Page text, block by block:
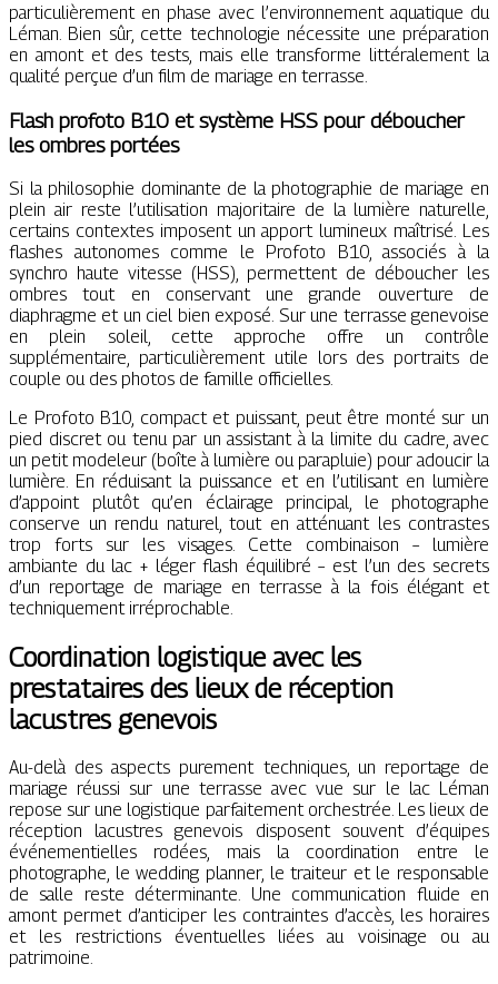
particulièrement en phase avec l’environnement aquatique du
Léman. Bien sûr, cette technologie nécessite une préparation
en amont et des tests, mais elle transforme littéralement la
qualité perçue d’un film de mariage en terrasse.
Flash profoto B10 et système HSS pour déboucher
les ombres portées
Si la philosophie dominante de la photographie de mariage en
plein air reste l’utilisation majoritaire de la lumière naturelle,
certains contextes imposent un apport lumineux maîtrisé. Les
flashes autonomes comme le Profoto B10, associés à la
synchro haute vitesse (HSS), permettent de déboucher les
ombres tout en conservant une grande ouverture de
diaphragme et un ciel bien exposé. Sur une terrasse genevoise
en plein soleil, cette approche offre un contrôle
supplémentaire, particulièrement utile lors des portraits de
couple ou des photos de famille officielles.
Le Profoto B10, compact et puissant, peut être monté sur un
pied discret ou tenu par un assistant à la limite du cadre, avec
un petit modeleur (boîte à lumière ou parapluie) pour adoucir la
lumière. En réduisant la puissance et en l’utilisant en lumière
d’appoint plutôt qu’en éclairage principal, le photographe
conserve un rendu naturel, tout en atténuant les contrastes
trop forts sur les visages. Cette combinaison – lumière
ambiante du lac + léger flash équilibré – est l’un des secrets
d’un reportage de mariage en terrasse à la fois élégant et
techniquement irréprochable.
Coordination logistique avec les
prestataires des lieux de réception
lacustres genevois
Au-delà des aspects purement techniques, un reportage de
mariage réussi sur une terrasse avec vue sur le lac Léman
repose sur une logistique parfaitement orchestrée. Les lieux de
réception lacustres genevois disposent souvent d’équipes
événementielles rodées, mais la coordination entre le
photographe, le wedding planner, le traiteur et le responsable
de salle reste déterminante. Une communication fluide en
amont permet d’anticiper les contraintes d’accès, les horaires
et les restrictions éventuelles liées au voisinage ou au
patrimoine.